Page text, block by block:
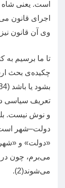
است. یعنی
اجرای قانون
وی آن قانون
تا ما برسیم
چکیده‌ی بحث
بشود یا باشد (1332a34).
تعریف سیاسی
و نوش نیست.
دولت–شهر
«دولت» و «شهر
می‌برم، چون در
می‌شوند(2).